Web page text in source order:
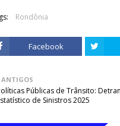
Rondônia
Facebook
ANTIGOS
Públicas de Trânsito:
de Sinistros 2025